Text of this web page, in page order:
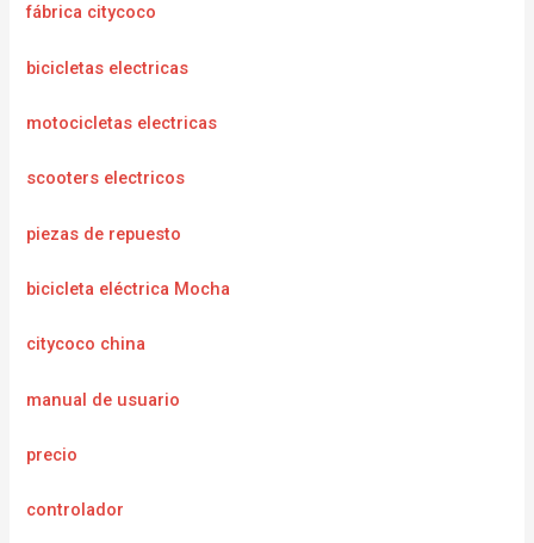
fábrica citycoco
bicicletas electricas
motocicletas electricas
scooters electricos
piezas de repuesto
bicicleta eléctrica Mocha
citycoco china
manual de usuario
precio
controlador